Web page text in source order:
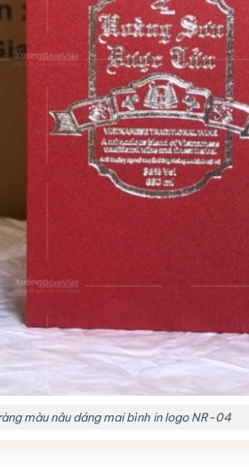
màu nâu dáng mai bình in logo NR-04